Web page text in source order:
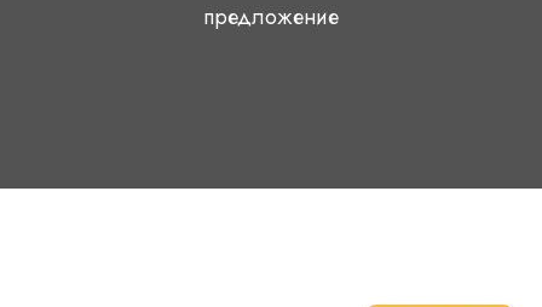
предложение